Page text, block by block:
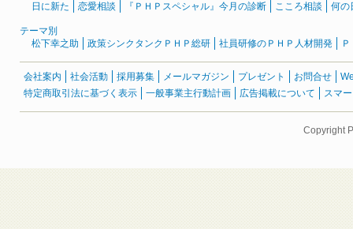
日に新た
恋愛相談 『ＰＨＰスペシャル』今月の診断 こころ相談 何の
テーマ別
松下幸之助
政策シンクタンクＰＨＰ総研 社員研修のＰＨＰ人材開発
会社案内 社会活動 採用募集 メールマガジン プレゼント お問合せ
特定商取引法に基づく表示
一般事業主行動計画 広告掲載について スマ
Copyright